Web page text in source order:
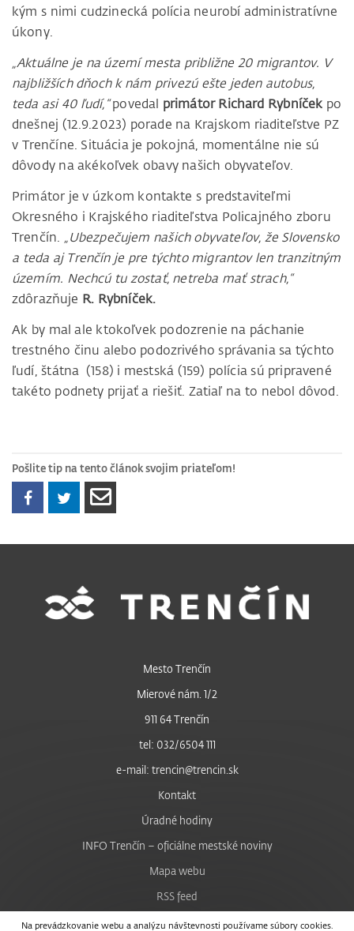
kým s nimi cudzinecká polícia neurobí administratívne
úkony.
„Aktuálne je na území mesta približne 20 migrantov. V
najbližších dňoch k nám privezú ešte jeden autobus,
teda asi 40 ľudí,“povedal primátor Richard Rybníček po
dnešnej (12.9.2023) porade na Krajskom riaditeľstve PZ
v Trenčíne. Situácia je pokojná, momentálne nie sú
dôvody na akékoľvek obavy našich obyvateľov.
Primátor je v úzkom kontakte s predstaviteľmi
Okresného i Krajského riaditeľstva Policajného zboru
Trenčín. „Ubezpečujem našich obyvateľov, že Slovensko
a teda aj Trenčín je pre týchto migrantov len tranzitným
územím. Nechcú tu zostať, netreba mať strach,“
zdôrazňuje R. Rybníček.
Ak by mal ale ktokoľvek podozrenie na páchanie
trestného činu alebo podozrivého správania sa týchto
ľudí, štátna (158) i mestská (159) polícia sú pripravené
takéto podnety prijať a riešiť. Zatiaľ na to nebol dôvod.
Pošlite tip na tento článok svojim priateľom!
Na prevádzkovanie webu a analýzu návštevnosti používame súbory cookies.
Mesto Trenčín
Mierové nám. 1/2
911 64 Trenčín
tel: 032/6504 111
e-mail: trencin@trencin.sk
Kontakt
Úradné hodiny
INFO Trenčín – oficiálne mestské noviny
Mapa webu
RSS feed
Nastavenie cookies